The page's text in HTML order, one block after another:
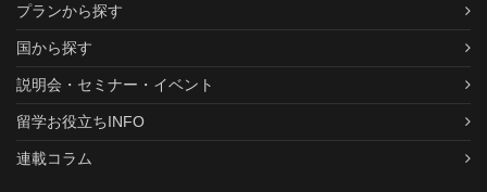
プランから探す
国から探す
説明会・セミナー・イベント
留学お役立ちINFO
連載コラム